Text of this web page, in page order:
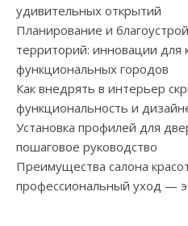
удивительных открытий
Планирование и
территорий: инновации для
функциональных городов
Как внедрять в интерьер
функциональность и
Установка профилей для
пошаговое руководство
Преимущества салона
профессиональный уход —